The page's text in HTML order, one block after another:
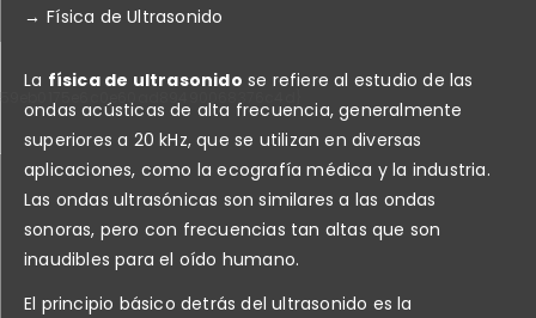
Física de Ultrasonido
La física de ultrasonido se refiere al estudio de las
ondas acústicas de alta frecuencia, generalmente
superiores a 20 kHz, que se utilizan en diversas
aplicaciones, como la ecografía médica y la industria.
Las ondas ultrasónicas son similares a las ondas
sonoras, pero con frecuencias tan altas que son
inaudibles para el oído humano.
El principio básico detrás del ultrasonido es la